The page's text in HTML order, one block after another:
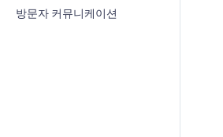
방문자 커뮤니케이션